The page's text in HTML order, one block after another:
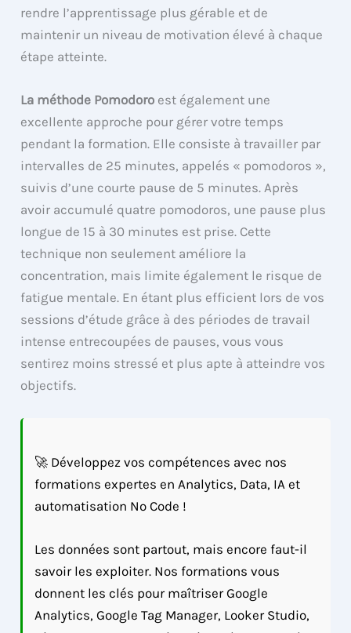
rendre l’apprentissage plus gérable et de
maintenir un niveau de motivation élevé à chaque
étape atteinte.
La méthode Pomodoro est également une
excellente approche pour gérer votre temps
pendant la formation. Elle consiste à travailler par
intervalles de 25 minutes, appelés « pomodoros »,
suivis d’une courte pause de 5 minutes. Après
avoir accumulé quatre pomodoros, une pause plus
longue de 15 à 30 minutes est prise. Cette
technique non seulement améliore la
concentration, mais limite également le risque de
fatigue mentale. En étant plus efficient lors de vos
sessions d’étude grâce à des périodes de travail
intense entrecoupées de pauses, vous vous
sentirez moins stressé et plus apte à atteindre vos
objectifs.
🚀 Développez vos compétences avec nos
formations expertes en Analytics, Data, IA et
automatisation No Code !
Les données sont partout, mais encore faut-il
savoir les exploiter. Nos formations vous
donnent les clés pour maîtriser Google
Analytics, Google Tag Manager, Looker Studio,